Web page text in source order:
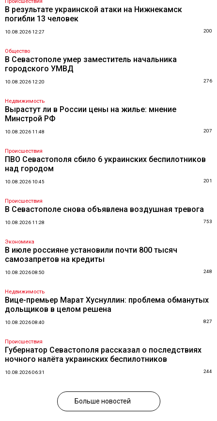
В результате украинской атаки на Нижнекамск
погибли 13 человек
10.08.2026 12:27 200
Общество
В Севастополе умер заместитель начальника
городского УМВД
10.08.2026 12:20 276
Недвижимость
Вырастут ли в России цены на жилье: мнение
Минстрой РФ
10.08.2026 11:48 207
Происшествия
ПВО Севастополя сбило 6 украинских беспилотников
над городом
10.08.2026 10:45 201
Происшествия
В Севастополе снова объявлена воздушная тревога
10.08.2026 11:28 753
Экономика
В июле россияне установили почти 800 тысяч
самозапретов на кредиты
10.08.2026 08:50 248
Недвижимость
Вице-премьер Марат Хуснуллин: проблема обманутых
дольщиков в целом решена
10.08.2026 08:40 827
Происшествия
Губернатор Севастополя рассказал о последствиях
ночного налёта украинских беспилотников
10.08.2026 06:31 244
Больше новостей